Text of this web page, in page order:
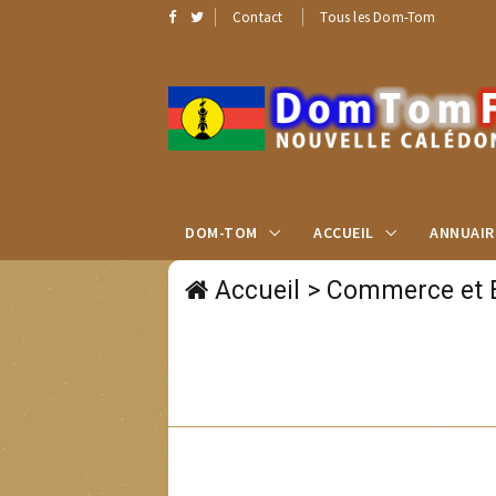
Contact Tous les Dom-Tom
DOM-TOM ACCUEIL
Accueil > Commerce et